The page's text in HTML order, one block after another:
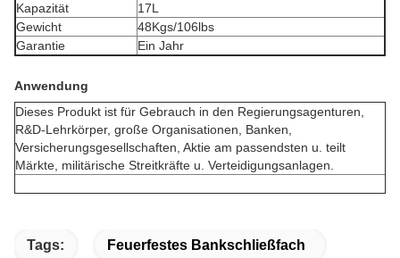
Kapazität
17L
Gewicht
48Kgs/106lbs
Garantie
Ein Jahr
Anwendung
Dieses Produkt ist für Gebrauch in den Regierungsagenturen,
R&D-Lehrkörper, große Organisationen, Banken,
Versicherungsgesellschaften, Aktie am passendsten u. teilt
Märkte, militärische Streitkräfte u. Verteidigungsanlagen.
Tags: Feuerfestes Bankschließfach